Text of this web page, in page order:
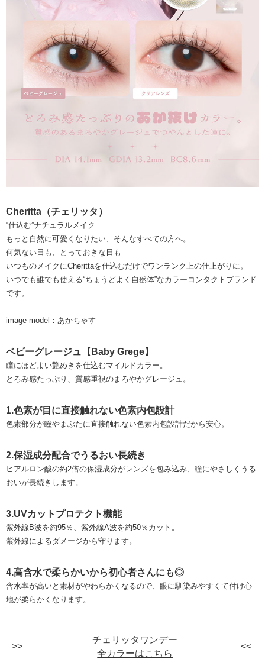
Cheritta（チェリッタ）
“仕込む”ナチュラルメイク
もっと自然に可愛くなりたい、そんなすべての方へ。
何気ない日も、とっておきな日も
いつものメイクにCherittaを仕込むだけでワンランク上の仕上がりに。
いつでも誰でも使える“ちょうどよく自然体”なカラーコンタクトブランド
です。
image model：あかちゃす
ベビーグレージュ【Baby Grege】
瞳にほどよい艶めきを仕込むマイルドカラー。
とろみ感たっぷり、質感重視のまろやかグレージュ。
1.色素が目に直接触れない色素内包設計
色素部分が瞳やまぶたに直接触れない色素内包設計だから安心。
2.保湿成分配合でうるおい長続き
ヒアルロン酸の約2倍の保湿成分がレンズを包み込み、瞳にやさしくうる
おいが長続きします。
3.UVカットプロテクト機能
紫外線B波を約95％、紫外線A波を約50％カット。
紫外線によるダメージから守ります。
4.高含水で柔らかいから初心者さんにも◎
含水率が高いと素材がやわらかくなるので、眼に馴染みやすくて付け心
地が柔らかくなります。
チェリッタワンデー
全カラーはこちら